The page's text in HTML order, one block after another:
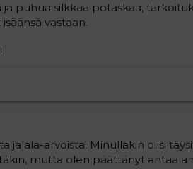
puhua silkkaa potaskaa,
vastaan.
ja ala-arvoista! Minullakin olisi
mutta olen päättänyt antaa